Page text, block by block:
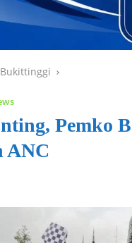
Bukittinggi
Pemko
ANC